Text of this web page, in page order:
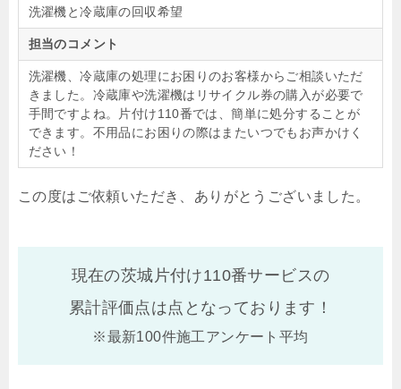
洗濯機と冷蔵庫の回収希望
担当のコメント
洗濯機、冷蔵庫の処理にお困りのお客様からご相談いただ
きました。冷蔵庫や洗濯機はリサイクル券の購入が必要で
手間ですよね。片付け110番では、簡単に処分することが
できます。不用品にお困りの際はまたいつでもお声かけく
ださい！
この度はご依頼いただき、ありがとうございました。
現在の茨城片付け110番サービスの
累計評価点は点となっております！
※最新100件施工アンケート平均